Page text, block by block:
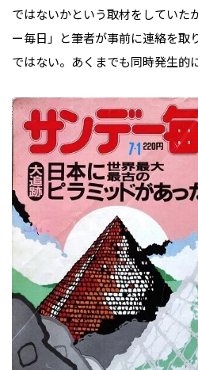
ではないかという取材をしていた
ー毎日」と筆者が事前に連絡を取
ではない。あくまでも同時発生的